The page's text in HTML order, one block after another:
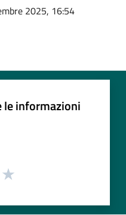
2025, 16:54
le informazioni